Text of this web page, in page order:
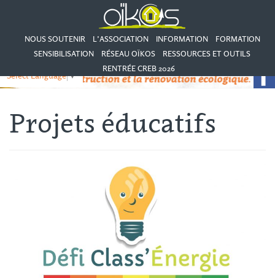
NOUS SOUTENIR L’ASSOCIATION INFORMATION
FORMATION
SENSIBILISATION
RÉSEAU OÏKOS
RESSOURCES ET OUTILS
RENTRÉE CREB 2026
Select Language▼
Projets éducatifs